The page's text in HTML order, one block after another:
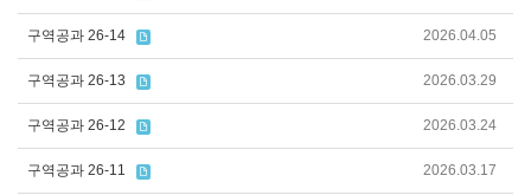
구역공과 26-14 2026.04.05
구역공과 26-13 2026.03.29
구역공과 26-12 2026.03.24
구역공과 26-11 2026.03.17